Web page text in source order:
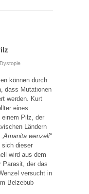
können durch
dass Mutationen
werden. Kurt
eines
Pilz, der
Ländern
Amanita wenzeli“
sich dieser
wird aus dem
Parasit, der das
versucht in
Belzebub